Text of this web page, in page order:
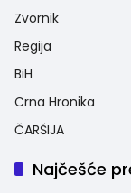
Zvornik
Regija
BiH
Crna Hronika
ČARŠIJA
Najčešće